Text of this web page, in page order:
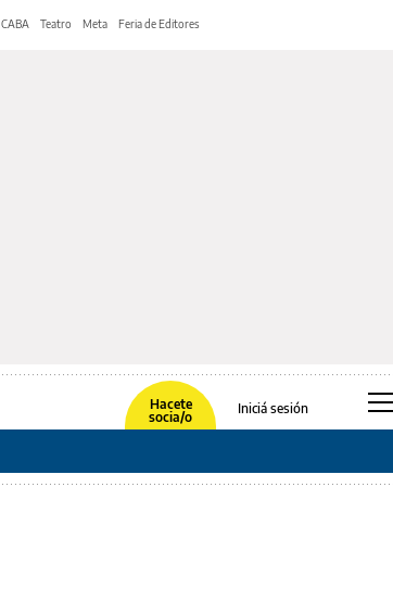
Teatro Meta Feria de Editores
Hacete
socia/o
Iniciá sesión